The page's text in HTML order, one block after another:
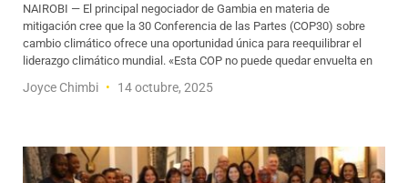
NAIROBI — El principal negociador de Gambia en materia de
mitigación cree que la 30 Conferencia de las Partes (COP30) sobre
cambio climático ofrece una oportunidad única para reequilibrar el
liderazgo climático mundial. «Esta COP no puede quedar envuelta en
Joyce Chimbi 14 octubre, 2025